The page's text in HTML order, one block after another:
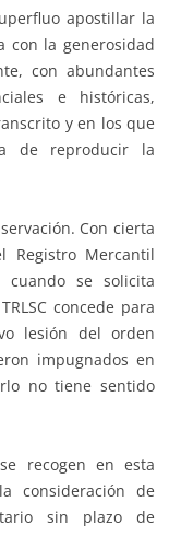
apostillar la
con la generosidad
con abundantes
e históricas,
y en los que
de reproducir la
Con cierta
Registro Mercantil
cuando se solicita
concede para
lesión del orden
impugnados en
no tiene sentido
recogen en esta
consideración de
sin plazo de